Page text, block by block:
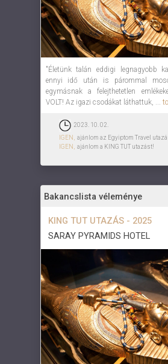
"Életünk talán eddigi legnagyobb
ennyi idő után is párommal
egymásnak a felejthetetlen
VOLT! Az igazi csodákat láthattuk, ...
2023. 10. 02.
IGEN,
ajánlom az Egyiptom Travel
IGEN,
ajánlom a KING TUT utazást!
Bakancslista véleménye
KING TUT UTAZÁS - 2025
SARAY PYRAMIDS HOTEL